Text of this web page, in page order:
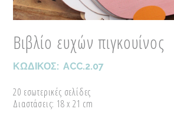
Βιβλίο ευχών πιγκουίνος
ΚΩΔΙΚΟΣ: ACC.2.07
20 εσωτερικές σελίδες
Διαστάσεις: 18 x 21 cm